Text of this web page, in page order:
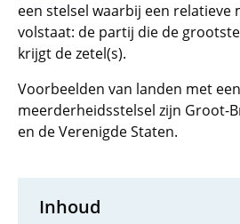
een stelsel waarbij een relatieve
volstaat: de partij die de
krijgt de zetel(s).
Voorbeelden van landen met een
meerderheidsstelsel zijn Groot-
en de Verenigde Staten.
Inhoud